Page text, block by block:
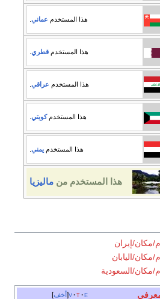
هذا المستخدم عماني
هذا المستخدمقطري
هذا المستخدم عراقي
هذا المستخدمكويتي
هذا المستخدميمني
هذا المستخدم منماليزيا
مكان/إيران
اليابان
مكان/السعودية
أخف v t e